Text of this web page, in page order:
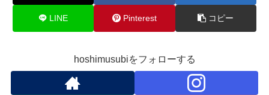
LINE Pinterest コピー
hoshimusubiをフォローする